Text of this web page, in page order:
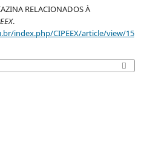
RELACIONADOS À
.
index.php/CIPEEX/article/view/15